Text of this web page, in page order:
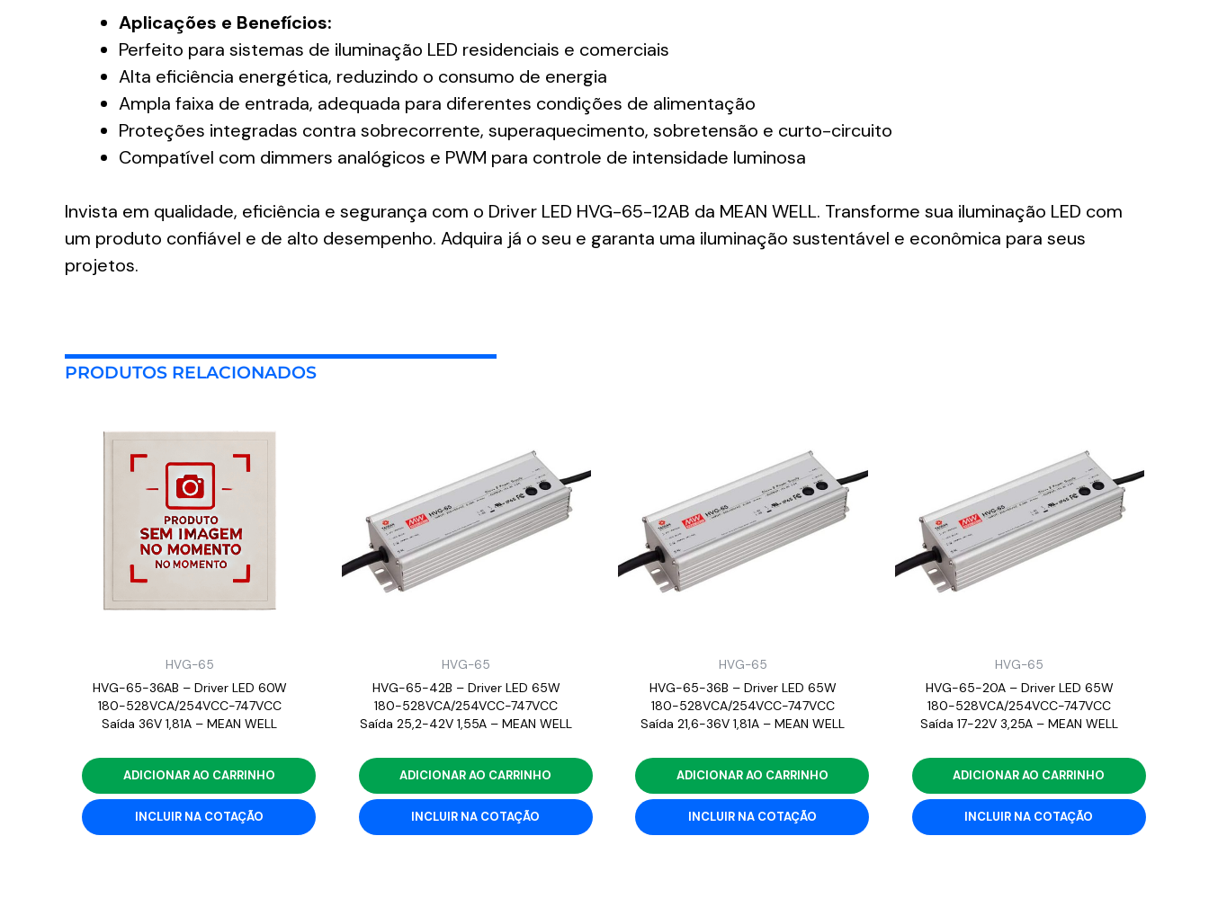
Aplicações e Benefícios:
Perfeito para sistemas de iluminação LED residenciais e comerciais
Alta eficiência energética, reduzindo o consumo de energia
Ampla faixa de entrada, adequada para diferentes condições de alimentação
Proteções integradas contra sobrecorrente, superaquecimento, sobretensão e curto-circuito
Compatível com dimmers analógicos e PWM para controle de intensidade luminosa
Invista em qualidade, eficiência e segurança com o Driver LED HVG-65-12AB da MEAN WELL. Transforme sua iluminação LED com
um produto confiável e de alto desempenho. Adquira já o seu e garanta uma iluminação sustentável e econômica para seus
projetos.
PRODUTOS RELACIONADOS
HVG-65
HVG-65-36AB – Driver LED 60W
180-528VCA/254VCC-747VCC
Saída 36V 1,81A – MEAN WELL
ADICIONAR AO CARRINHO
INCLUIR NA COTAÇÃO
HVG-65
HVG-65-42B – Driver LED 65W
180-528VCA/254VCC-747VCC
Saída 25,2-42V 1,55A – MEAN WELL
ADICIONAR AO CARRINHO
INCLUIR NA COTAÇÃO
HVG-65
HVG-65-36B – Driver LED 65W
180-528VCA/254VCC-747VCC
Saída 21,6-36V 1,81A – MEAN WELL
ADICIONAR AO CARRINHO
INCLUIR NA COTAÇÃO
HVG-65
HVG-65-20A – Driver LED 65W
180-528VCA/254VCC-747VCC
Saída 17-22V 3,25A – MEAN WELL
ADICIONAR AO CARRINHO
INCLUIR NA COTAÇÃO